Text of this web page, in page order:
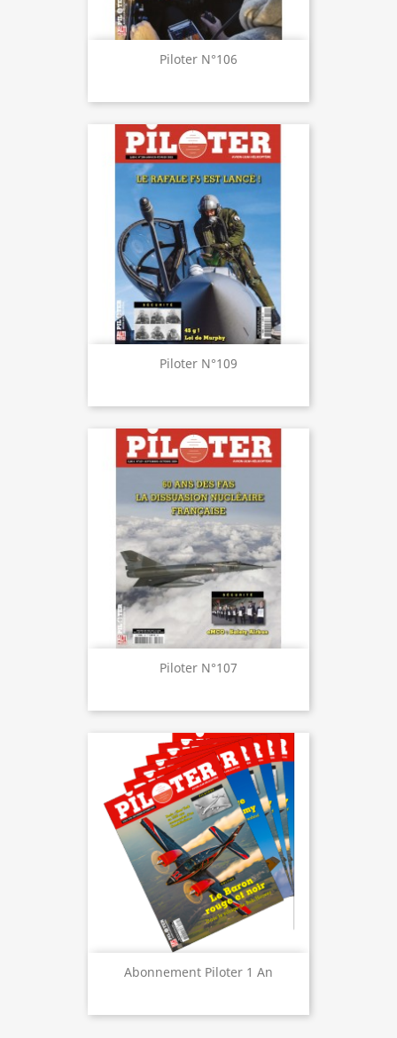
Piloter N°106
Piloter N°109
Piloter N°107
Abonnement Piloter 1 An